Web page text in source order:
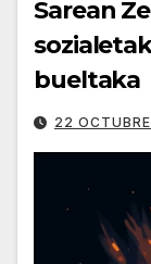
Sarean
bueltaka
22